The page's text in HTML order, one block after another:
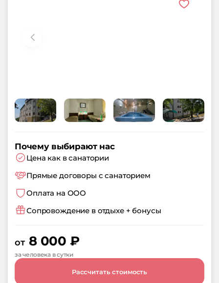
Почему выбирают нас
Цена как в санатории
Прямые договоры с санаторием
Оплата на ООО
Сопровождение в отдыхе + бонусы
от 8 000 ₽
за человека в сутки
Рассчитать стоимость